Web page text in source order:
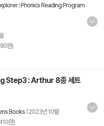
: Phonics Reading Program
원)
Step3 : Arthur 8종 세트
Books 2023년 10월
원)